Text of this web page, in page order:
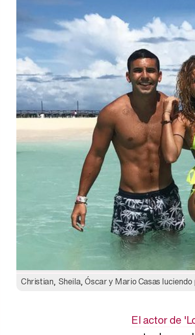
Christian, Sheila, Óscar y Mario Casas
El actor de